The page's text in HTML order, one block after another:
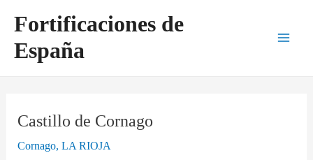
contenido
Fortificaciones de
España
Castillo de Cornago
Cornago,LA RIOJA
de
entradas